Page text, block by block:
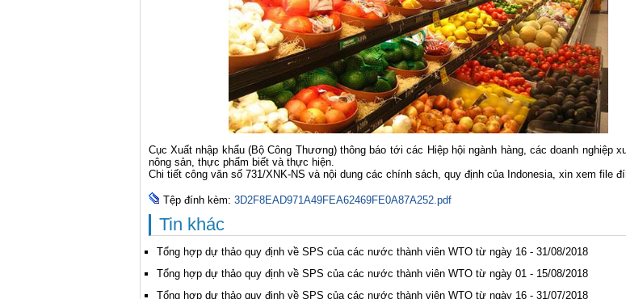
Cục Xuất nhập khẩu (Bộ Công Thương) thông báo tới các Hiệp hội ngành hàng, các doanh nghiệp
nông sản, thực phẩm biết và thực hiện.
Chi tiết công văn số 731/XNK-NS và nội dung các chính sách, quy định của Indonesia, xin xem file
Tệp đính kèm: 3D2F8EAD971A49FEA62469FE0A87A252.pdf
Tin khác
Tổng hợp dự thảo quy định về SPS của các nước thành viên WTO từ ngày 16 - 31/08/2018
Tổng hợp dự thảo quy định về SPS của các nước thành viên WTO từ ngày 01 - 15/08/2018
Tổng hợp dự thảo quy định về SPS của các nước thành viên WTO từ ngày 16 - 31/07/2018